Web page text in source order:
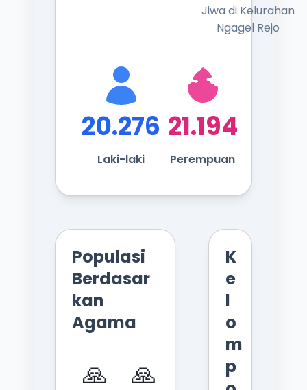
Jiwa di Kelurahan
Ngagel Rejo
20.276
Laki-laki
21.194
Perempuan
Populasi
Berdasar
kan
Agama
🙏 🙏
K
e
l
o
m
p